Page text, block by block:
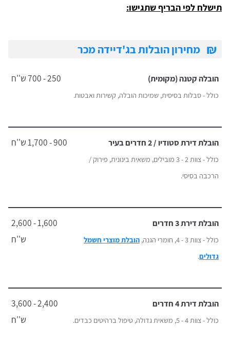
תישלח לפי הבריף שתגישו:
₪ מחירון הובלות בג'דיידה מכר
הובלה קטנה (מקומית)
כולל - סבלות בסיסית, שמיכות הובלה, קשירות ואבטוח.
250 - 700 ש''ח
הובלת דירת סטודיו / 2 חדרים בעיר
כולל - צוות 2 - 3 מובילים, משאית בינונית, פירוק /
הרכבה בסיסי.
900 - 1,700 ש''ח
הובלת דירת 3 חדרים
כולל - צוות 3 - 4, חומרי הגנה,
הובלת מוצרי חשמל
גדולים.
1,600 - 2,600
ש''ח
הובלת דירת 4 חדרים
כולל - צוות 4 - 5, משאית גדולה, טיפול ברהיטים כבדים.
2,400 - 3,600
ש''ח